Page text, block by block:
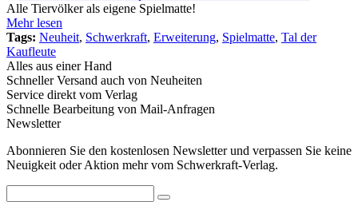
Alle Tiervölker als eigene Spielmatte!
Mehr lesen
Tags: Neuheit, Schwerkraft, Erweiterung, Spielmatte, Tal der
Kaufleute
Alles aus einer Hand
Schneller Versand auch von Neuheiten
Service direkt vom Verlag
Schnelle Bearbeitung von Mail-Anfragen
Newsletter
Abonnieren Sie den kostenlosen Newsletter und verpassen Sie keine
Neuigkeit oder Aktion mehr vom Schwerkraft-Verlag.